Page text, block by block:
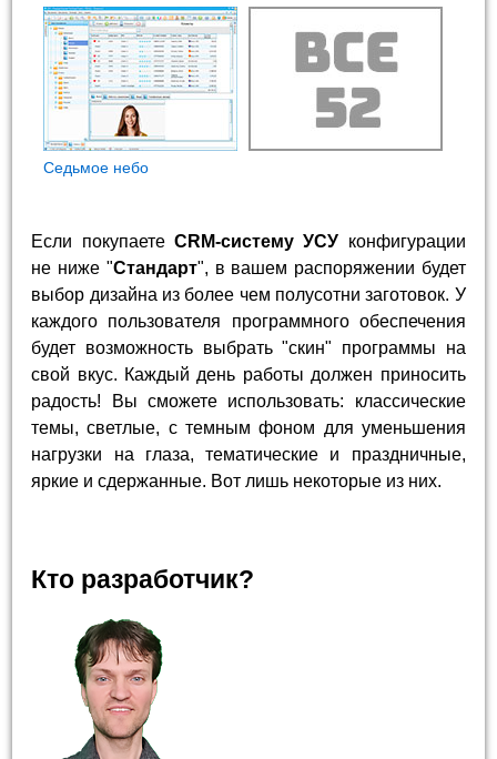
Седьмое небо
Если покупаете CRM-систему УСУ конфигурации
не ниже "Стандарт", в вашем распоряжении будет
выбор дизайна из более чем полусотни заготовок. У
каждого пользователя программного обеспечения
будет возможность выбрать "скин" программы на
свой вкус. Каждый день работы должен приносить
радость! Вы сможете использовать: классические
темы, светлые, с темным фоном для уменьшения
нагрузки на глаза, тематические и праздничные,
яркие и сдержанные. Вот лишь некоторые из них.
Кто разработчик?